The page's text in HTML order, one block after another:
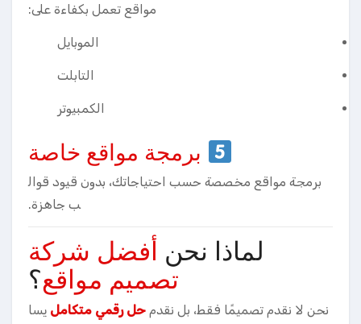
مواقع تعمل بكفاءة على:
الموبايل
التابلت
الكمبيوتر
برمجة مواقع خاصة
برمجة مواقع مخصصة حسب احتياجاتك، بدون قيود قوال
ب جاهزة.
لماذا نحن أفضل شركة
تصميم مواقع؟
نحن لا نقدم تصميمًا فقط، بل نقدم حل رقمي متكامل يسا